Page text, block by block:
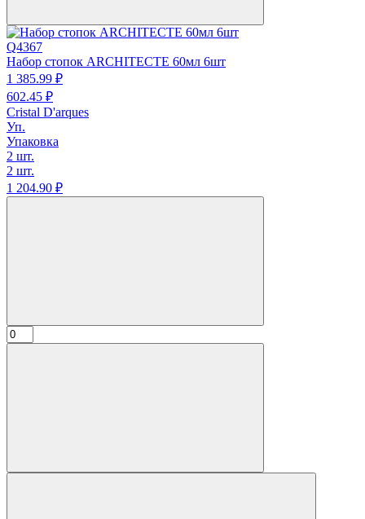
Q4367
Набор стопок ARCHITECTE 60мл 6шт
1 385.99 ₽
602.45 ₽
Cristal D'arques
Уп.
Упаковка
2 шт.
2 шт.
1 204.90 ₽